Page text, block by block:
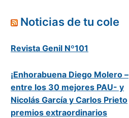
Noticias de tu cole
Revista Genil Nº101
¡Enhorabuena Diego Molero –
entre los 30 mejores PAU- y
Nicolás García y Carlos Prieto
premios extraordinarios